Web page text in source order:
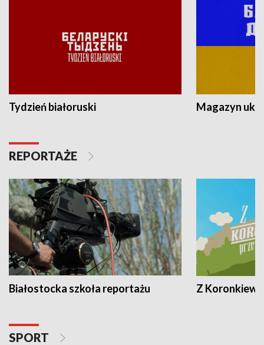
Tydzień białoruski Magazyn
REPORTAŻE
Białostocka szkoła reportażu Z
SPORT